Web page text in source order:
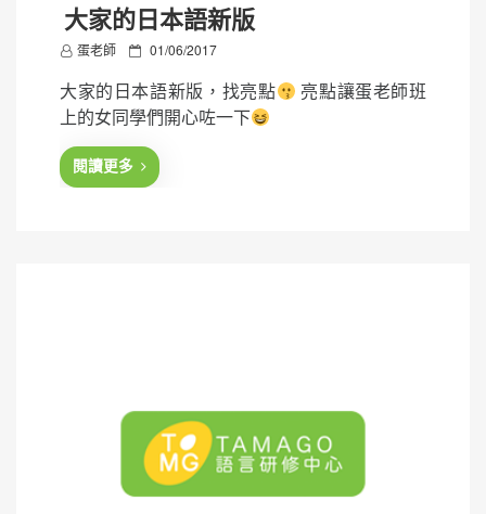
大家的日本語新版
蛋老師
P
s
t
e
01/06/2017
大家的日本語新版，找亮點
亮點讓蛋老師班
上的女同學們開心咗一下
閱讀更多